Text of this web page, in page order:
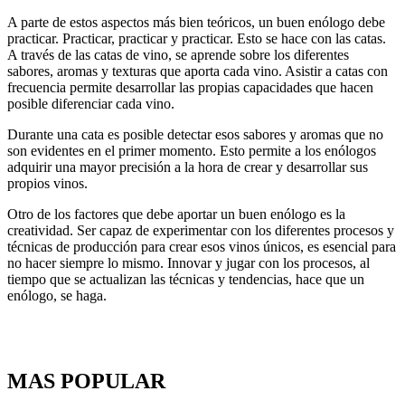
A parte de estos aspectos más bien teóricos, un buen enólogo debe
practicar. Practicar, practicar y practicar. Esto se hace con las catas.
A través de las catas de vino, se aprende sobre los diferentes
sabores, aromas y texturas que aporta cada vino. Asistir a catas con
frecuencia permite desarrollar las propias capacidades que hacen
posible diferenciar cada vino.
Durante una cata es posible detectar esos sabores y aromas que no
son evidentes en el primer momento. Esto permite a los enólogos
adquirir una mayor precisión a la hora de crear y desarrollar sus
propios vinos.
Otro de los factores que debe aportar un buen enólogo es la
creatividad. Ser capaz de experimentar con los diferentes procesos y
técnicas de producción para crear esos vinos únicos, es esencial para
no hacer siempre lo mismo. Innovar y jugar con los procesos, al
tiempo que se actualizan las técnicas y tendencias, hace que un
enólogo, se haga.
MAS POPULAR